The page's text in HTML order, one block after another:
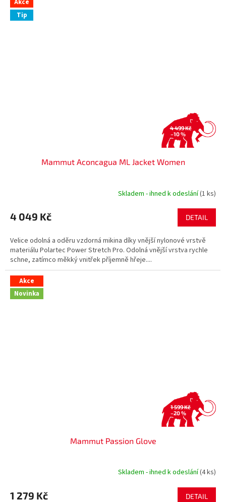
Akce
Tip
4 499 Kč
–10 %
Mammut Aconcagua ML Jacket Women
Skladem - ihned k odeslání(1 ks)
4 049 Kč DETAIL
Velice odolná a oděru vzdorná mikina díky vnější nylonové vrstvě
materiálu Polartec Power Stretch Pro. Odolná vnější vrstva rychle
schne, zatímco měkký vnitřek příjemně hřeje....
Akce
Novinka
1 599 Kč
–20 %
Mammut Passion Glove
Skladem - ihned k odeslání(4 ks)
1 279 Kč DETAIL